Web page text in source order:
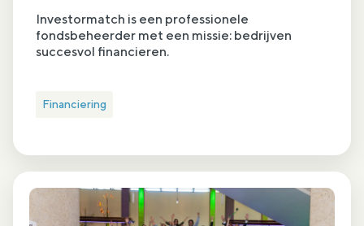
Investormatch is een professionele
fondsbeheerder met een missie: bedrijven
succesvol financieren.
Financiering